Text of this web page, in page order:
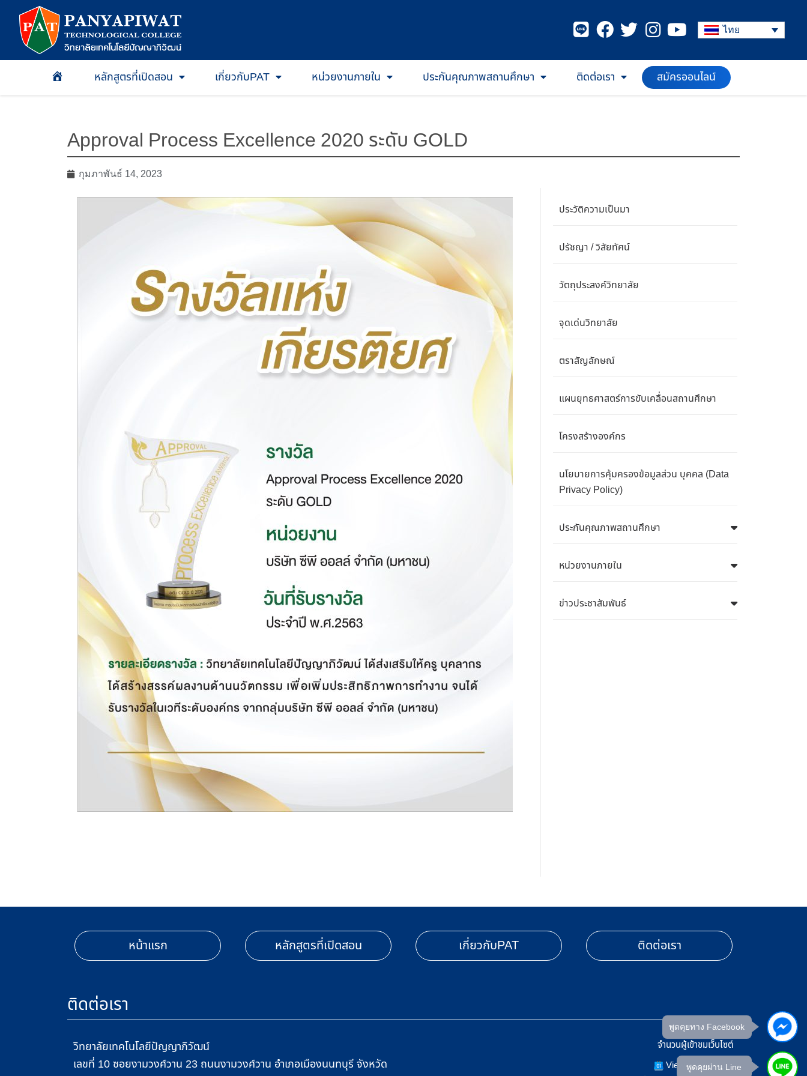
ไทย
หน้าเเรก
หลักสูตรที่เปิดสอน เกี่ยวกับPAT หน่วยงานภายใน ประกันคุณภาพสถานศึกษา ติดต่อเรา
สมัครออนไลน์
Approval Process Excellence 2020 ระดับ GOLD
กุมภาพันธ์ 14, 2023
ประวัติความเป็นมา
ปรัชญา / วิสัยทัศน์
วัตถุประสงค์วิทยาลัย
จุดเด่นวิทยาลัย
ตราสัญลักษณ์
แผนยุทธศาสตร์การขับเคลื่อนสถานศึกษา
โครงสร้างองค์กร
นโยบายการคุ้มครองข้อมูลส่วน บุคคล (Data
Privacy Policy)
ประกันคุณภาพสถานศึกษา
หน่วยงานภายใน
ข่าวประชาสัมพันธ์
หน้าแรก หลักสูตรที่เปิดสอน เกี่ยวกับPAT ติดต่อเรา
ติดต่อเรา
วิทยาลัยเทคโนโลยีปัญญาภิวัฒน์
เลขที่ 10 ซอยงามวงศ์วาน 23 ถนนงามวงศ์วาน อำเภอเมืองนนทบุรี จังหวัด
จำนวนผู้เข้าชมเว็บไซต์
Views Today : 5
พูดคุยทาง Facebook
พูดคุยผ่าน Line